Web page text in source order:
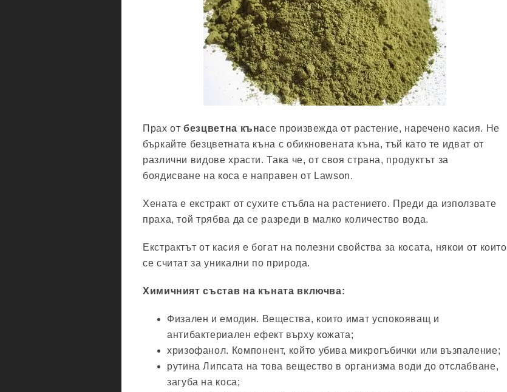
Прах отбезцветна кънасе произвежда от растение, наречено касия. Не
бъркайте безцветната къна с обикновената къна, тъй като те идват от
различни видове храсти. Така че, от своя страна, продуктът за
боядисване на коса е направен от Lawson.
Хената е екстракт от сухите стъбла на растението. Преди да използвате
праха, той трябва да се разреди в малко количество вода.
Екстрактът от касия е богат на полезни свойства за косата, някои от които
се считат за уникални по природа.
Химичният състав на къната включва:
Физален и емодин. Вещества, които имат успокояващ и
антибактериален ефект върху кожата;
хризофанол. Компонент, който убива микрогъбички или възпаление;
рутина Липсата на това вещество в организма води до отслабване,
загуба на коса;